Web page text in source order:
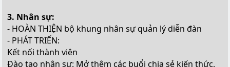
3. Nhân sự:
- HOÀN THIỆN bộ khung nhân sự quản lý diễn đàn
- PHÁT TRIỂN:
Kết nối thành viên
Đào tạo nhân sự: Mở thêm các buổi chia sẻ kiến thức,